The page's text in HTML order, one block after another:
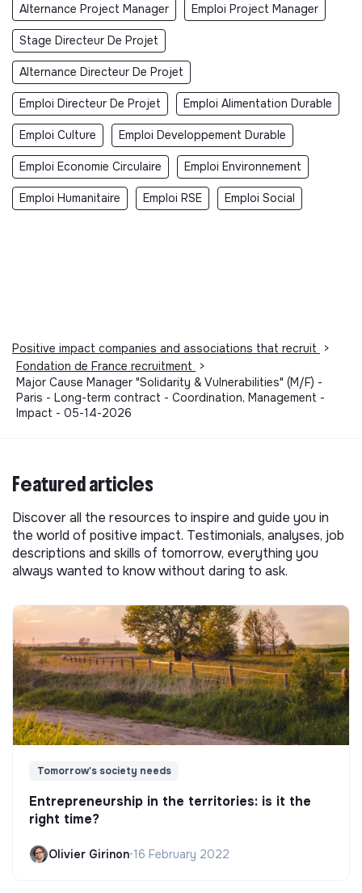
Alternance Project Manager Emploi Project Manager
Stage Directeur De Projet
Alternance Directeur De Projet
Emploi Directeur De Projet Emploi Alimentation Durable
Emploi Culture Emploi Developpement Durable
Emploi Economie Circulaire Emploi Environnement
Emploi Humanitaire Emploi RSE Emploi Social
Positive impact companies and associations that recruit
>
Fondation de France recruitment
>
Major Cause Manager "Solidarity & Vulnerabilities" (M/F) -
Paris - Long-term contract - Coordination, Management -
Impact - 05-14-2026
Featured articles
Discover all the resources to inspire and guide you in
the world of positive impact. Testimonials, analyses, job
descriptions and skills of tomorrow, everything you
always wanted to know without daring to ask.
Tomorrow's society needs
Entrepreneurship in the territories: is it the
right time?
Olivier Girinon•16 February 2022